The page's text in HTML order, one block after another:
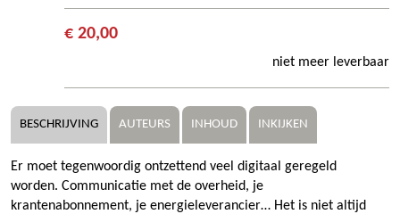
€ 20,00
niet meer leverbaar
BESCHRIJVING AUTEURS INHOUD INKIJKEN
Er moet tegenwoordig ontzettend veel digitaal geregeld
worden. Communicatie met de overheid, je
krantenabonnement, je energieleverancier… Het is niet altijd